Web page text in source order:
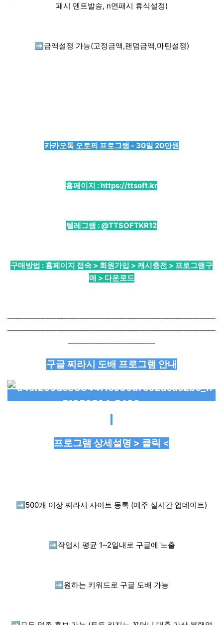
패시 멘트발송, n연패시 휴식설정)
➡️ 금액설정 가능(고정금액,랜덤금액,마틴설정)
카카오톡 오토픽 프로그램 - 30일 20만원
홈페이지 :https://ttsoft.kr
텔레그램 : @TTSOFTKR12
구매방법 : 홈페이지 접속 > 회원가입 > 캐시충전 > 프로그램구
매 > 다운로드
──────────────────────────────────────
──────────────────────────────────────
────────────────
구글 찌라시 도배 프로그램 안내
프로그램 상세설명 > 클릭 <
➡️ 500개 이상 찌라시 사이트 등록 (메주 실시간 업데이트)
➡️ 작업시 평균 1~2일내로 구글에 노출
➡️ 원하는 키워드로 구글 도배 가능